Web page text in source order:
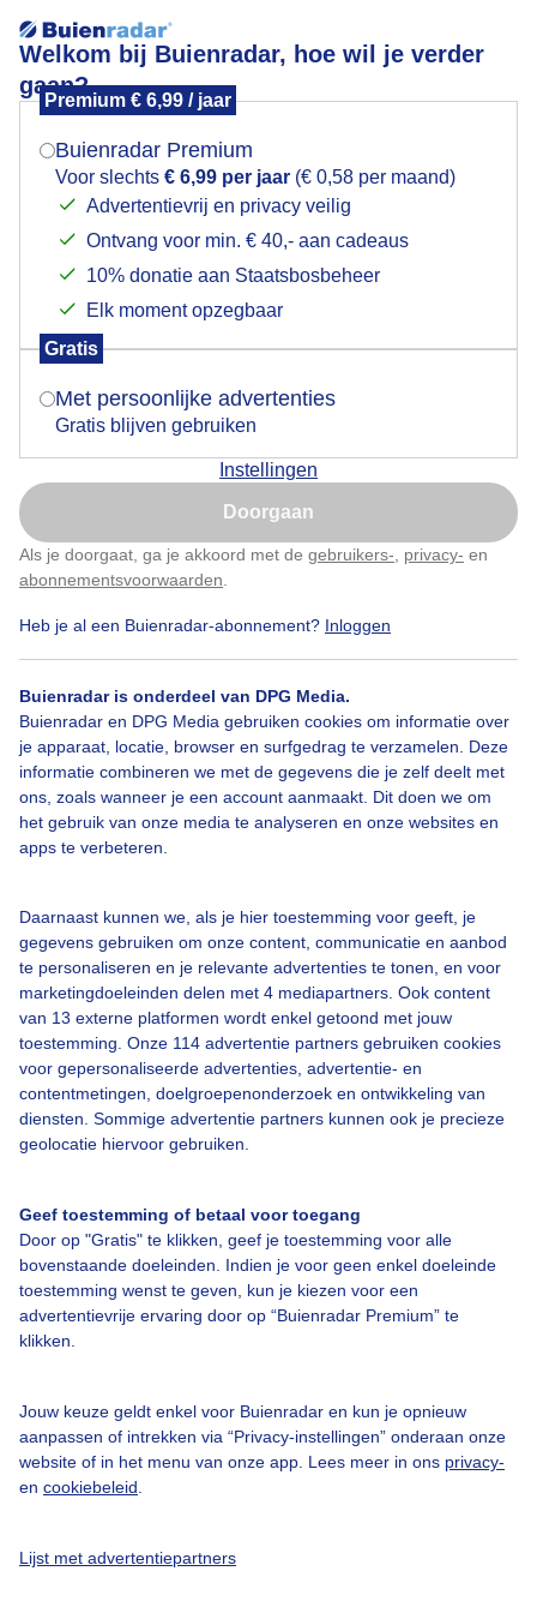
Welkom bij Buienradar, hoe wil je verder
gaan?
Premium € 6,99 / jaar
Buienradar Premium
Voor slechts € 6,99 per jaar (€ 0,58 per maand)
Advertentievrij en privacy veilig
Ontvang voor min. € 40,- aan cadeaus
10% donatie aan Staatsbosbeheer
Elk moment opzegbaar
Gratis
Met persoonlijke advertenties
Gratis blijven gebruiken
Instellingen
Doorgaan
Als je doorgaat, ga je akkoord met de gebruikers- privacy- en
abonnementsvoorwaarden
Heb je al een Buienradar-abonnement? Inloggen
Buienradar is onderdeel van DPG Media.
Buienradar en DPG Media gebruiken cookies om informatie over
je apparaat, locatie, browser en surfgedrag te verzamelen. Deze
informatie combineren we met de gegevens die je zelf deelt met
ons, zoals wanneer je een account aanmaakt. Dit doen we om
het gebruik van onze media te analyseren en onze websites en
apps te verbeteren.
Daarnaast kunnen we, als je hier toestemming voor geeft, je
gegevens gebruiken om onze content, communicatie en aanbod
te personaliseren en je relevante advertenties te tonen, en voor
marketingdoeleinden delen met 4 mediapartners. Ook content
van 13 externe platformen wordt enkel getoond met jouw
toestemming. Onze 114 advertentie partners gebruiken cookies
voor gepersonaliseerde advertenties, advertentie- en
contentmetingen, doelgroepenonderzoek en ontwikkeling van
diensten. Sommige advertentie partners kunnen ook je precieze
geolocatie hiervoor gebruiken.
Geef toestemming of betaal voor toegang
Door op "Gratis" te klikken, geef je toestemming voor alle
bovenstaande doeleinden. Indien je voor geen enkel doeleinde
toestemming wenst te geven, kun je kiezen voor een
advertentievrije ervaring door op “Buienradar Premium” te
klikken.
Jouw keuze geldt enkel voor Buienradar en kun je opnieuw
aanpassen of intrekken via “Privacy-instellingen” onderaan onze
website of in het menu van onze app. Lees meer in ons privacy-
en cookiebeleid
Lijst met advertentiepartners
Avondrood
Avondrood
Zonsondergang Wolken
Bekijk slideshow
Een moment geduld aub...
Bedrijfsgegevens
Veelgestelde vragen
Contact
Adverteren
Buienradar Team
Cookie beleid
Mogen we je locatie gebruiken voor het
Indien je hier nog geen akkoord op hebt gegeven,
verschijnt er zo een pop-up uit je browser waarin
Is goed, toon de popup
Nu niet, misschien later
Klik hierom dit aan te passen